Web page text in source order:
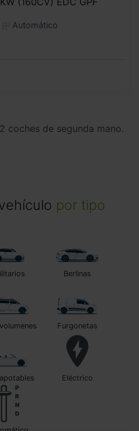
Automático
coches de segunda mano.
por tipo
Berlinas
Furgonetas
Eléctrico